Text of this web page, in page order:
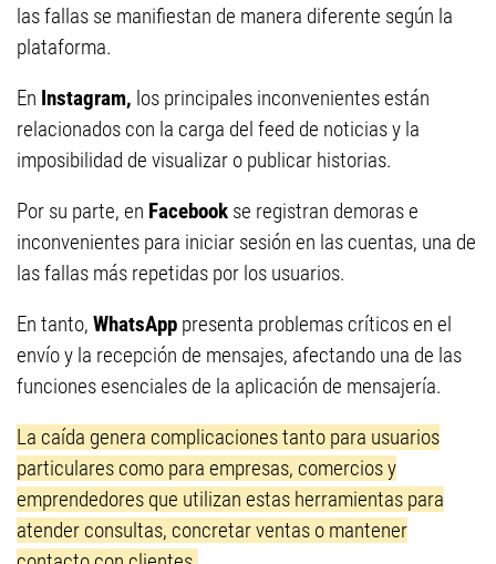
las fallas se manifiestan de manera diferente según la
plataforma.
En Instagram, los principales inconvenientes están
relacionados con la carga del feed de noticias y la
imposibilidad de visualizar o publicar historias.
Por su parte, en Facebook se registran demoras e
inconvenientes para iniciar sesión en las cuentas, una de
las fallas más repetidas por los usuarios.
En tanto, WhatsApp presenta problemas críticos en el
envío y la recepción de mensajes, afectando una de las
funciones esenciales de la aplicación de mensajería.
La caída genera complicaciones tanto para usuarios
particulares como para empresas, comercios y
emprendedores que utilizan estas herramientas para
atender consultas, concretar ventas o mantener